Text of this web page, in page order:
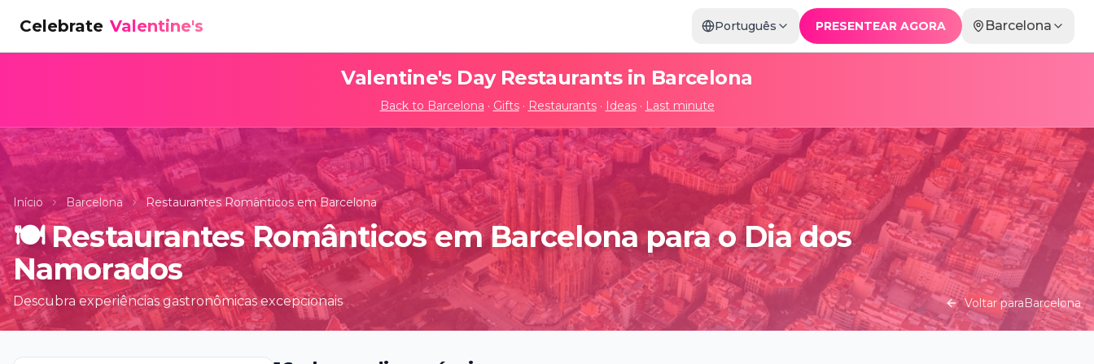
Celebrate Valentine's Português PRESENTEAR AGORA Barcelona
Valentine's Day Restaurants in Barcelona
Back to Barcelona · Gifts· Restaurants· Ideas· Last minute
Início Barcelona Restaurantes Românticos em Barcelona
🍽️ Restaurantes Românticos em Barcelona para o Dia dos
Namorados
Descubra experiências gastronômicas excepcionais Voltar paraBarcelona